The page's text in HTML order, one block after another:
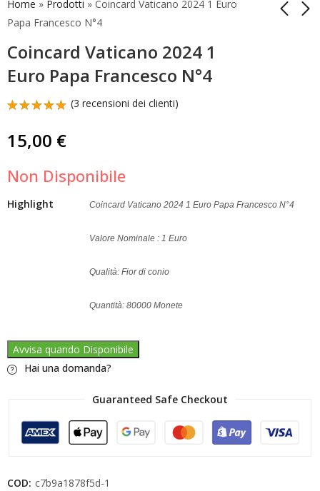
Home » Prodotti » Coincard Vaticano 2024 1 Euro
Papa Francesco N°4
Coincard Vaticano 2024 1
Euro Papa Francesco N°4
Busta Filatelica
Numismatica
Vaticano 2024
5.00 su 5
su base
(3 recensioni dei clienti)
15,00 €
Non Disponibile
Highlight Coincard Vaticano 2024 1 Euro Papa Francesco N°4
Valore Nominale : 1 Euro
Qualità: Fior di conio
Quantità: 80000 Monete
Avvisa quando Disponibile
Hai una domanda?
Guaranteed Safe Checkout
COD: c7b9a1878f5d-1